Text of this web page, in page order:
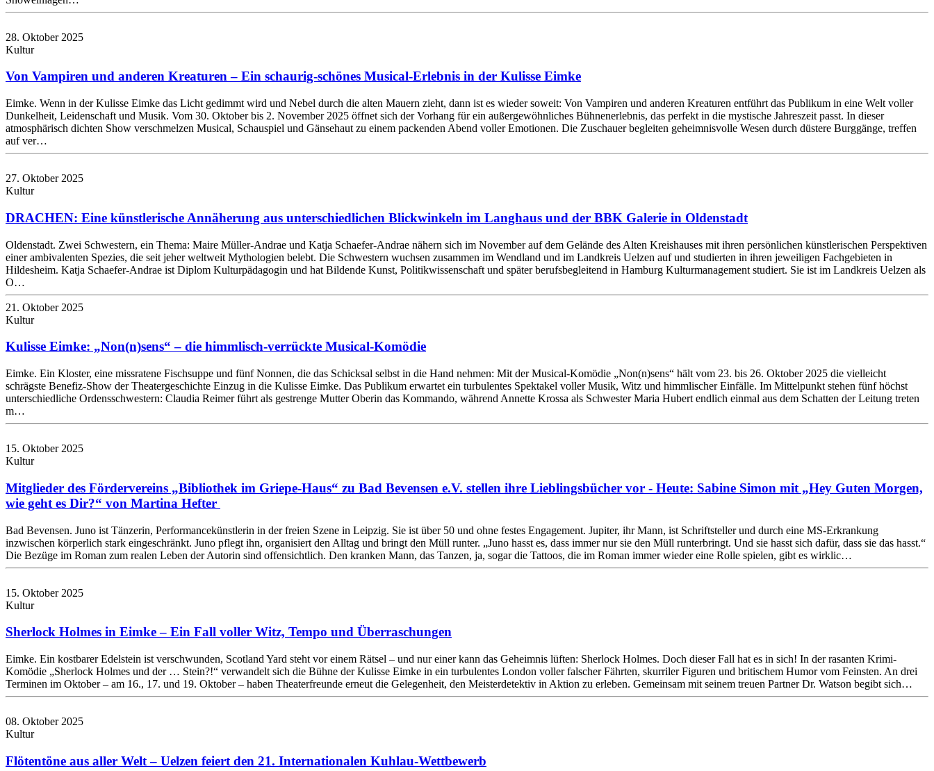
28. Oktober 2025
Kultur
Von Vampiren und anderen Kreaturen – Ein schaurig-schönes Musical-Erlebnis in der Kulisse Eimke
Eimke. Wenn in der Kulisse Eimke das Licht gedimmt wird und Nebel durch die alten Mauern zieht, dann ist es wieder soweit: Von Vampiren und anderen Kreaturen entführt das Publikum in eine Welt voller
Dunkelheit, Leidenschaft und Musik. Vom 30. Oktober bis 2. November 2025 öffnet sich der Vorhang für ein außergewöhnliches Bühnenerlebnis, das perfekt in die mystische Jahreszeit passt. In dieser
atmosphärisch dichten Show verschmelzen Musical, Schauspiel und Gänsehaut zu einem packenden Abend voller Emotionen. Die Zuschauer begleiten geheimnisvolle Wesen durch düstere Burggänge, treffen
auf ver…
27. Oktober 2025
Kultur
DRACHEN: Eine künstlerische Annäherung aus unterschiedlichen Blickwinkeln im Langhaus und der BBK Galerie in Oldenstadt
Oldenstadt. Zwei Schwestern, ein Thema: Maire Müller-Andrae und Katja Schaefer-Andrae nähern sich im November auf dem Gelände des Alten Kreishauses mit ihren persönlichen künstlerischen Perspektiven
einer ambivalenten Spezies, die seit jeher weltweit Mythologien belebt. Die Schwestern wuchsen zusammen im Wendland und im Landkreis Uelzen auf und studierten in ihren jeweiligen Fachgebieten in
Hildesheim. Katja Schaefer-Andrae ist Diplom Kulturpädagogin und hat Bildende Kunst, Politikwissenschaft und später berufsbegleitend in Hamburg Kulturmanagement studiert. Sie ist im Landkreis Uelzen als
O…
21. Oktober 2025
Kultur
Kulisse Eimke: „Non(n)sens“ – die himmlisch-verrückte Musical-Komödie
Eimke. Ein Kloster, eine missratene Fischsuppe und fünf Nonnen, die das Schicksal selbst in die Hand nehmen: Mit der Musical-Komödie „Non(n)sens“ hält vom 23. bis 26. Oktober 2025 die vielleicht
schrägste Benefiz-Show der Theatergeschichte Einzug in die Kulisse Eimke. Das Publikum erwartet ein turbulentes Spektakel voller Musik, Witz und himmlischer Einfälle. Im Mittelpunkt stehen fünf höchst
unterschiedliche Ordensschwestern: Claudia Reimer führt als gestrenge Mutter Oberin das Kommando, während Annette Krossa als Schwester Maria Hubert endlich einmal aus dem Schatten der Leitung treten
m…
15. Oktober 2025
Kultur
Mitglieder des Fördervereins „Bibliothek im Griepe-Haus“ zu Bad Bevensen e.V. stellen ihre Lieblingsbücher vor - Heute: Sabine Simon mit „Hey Guten Morgen,
wie geht es Dir?“ von Martina Hefter
Bad Bevensen. Juno ist Tänzerin, Performancekünstlerin in der freien Szene in Leipzig. Sie ist über 50 und ohne festes Engagement. Jupiter, ihr Mann, ist Schriftsteller und durch eine MS-Erkrankung
inzwischen körperlich stark eingeschränkt. Juno pflegt ihn, organisiert den Alltag und bringt den Müll runter. „Juno hasst es, dass immer nur sie den Müll runterbringt. Und sie hasst sich dafür, dass sie das hasst.“
Die Bezüge im Roman zum realen Leben der Autorin sind offensichtlich. Den kranken Mann, das Tanzen, ja, sogar die Tattoos, die im Roman immer wieder eine Rolle spielen, gibt es wirklic…
15. Oktober 2025
Kultur
Sherlock Holmes in Eimke – Ein Fall voller Witz, Tempo und Überraschungen
Eimke. Ein kostbarer Edelstein ist verschwunden, Scotland Yard steht vor einem Rätsel – und nur einer kann das Geheimnis lüften: Sherlock Holmes. Doch dieser Fall hat es in sich! In der rasanten Krimi-
Komödie „Sherlock Holmes und der … Stein?!“ verwandelt sich die Bühne der Kulisse Eimke in ein turbulentes London voller falscher Fährten, skurriler Figuren und britischem Humor vom Feinsten. An drei
Terminen im Oktober – am 16., 17. und 19. Oktober – haben Theaterfreunde erneut die Gelegenheit, den Meisterdetektiv in Aktion zu erleben. Gemeinsam mit seinem treuen Partner Dr. Watson begibt sich…
08. Oktober 2025
Kultur
Flötentöne aus aller Welt – Uelzen feiert den 21. Internationalen Kuhlau-Wettbewerb